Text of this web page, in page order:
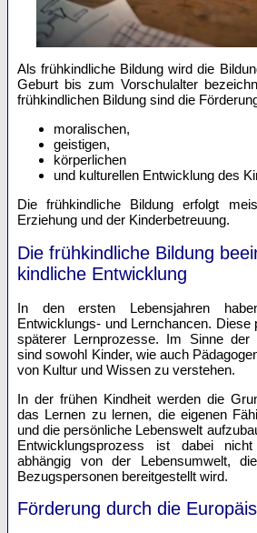
Als frühkindliche Bildung wird die
Geburt bis zum Vorschulalter
frühkindlichen Bildung sind die
moralischen,
geistigen,
körperlichen
und kulturellen Entwicklung des
Die frühkindliche Bildung erfolgt
Erziehung und der Kinderbetreuung.
Die frühkindliche Bildung
kindliche Entwicklung
In den ersten Lebensjahren
Entwicklungs- und Lernchancen. Diese
späterer Lernprozesse. Im Sinne der
sind sowohl Kinder, wie auch
von Kultur und Wissen zu verstehen.
In der frühen Kindheit werden die
das Lernen zu lernen, die eigenen
und die persönliche Lebenswelt
Entwicklungsprozess ist dabei
abhängig von der Lebensumwelt,
Bezugspersonen bereitgestellt wird.
Förderung durch die